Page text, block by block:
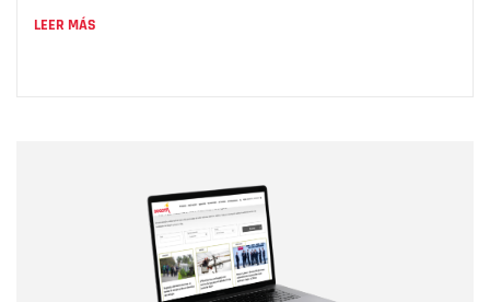
LEER MÁS
Correo electrónico